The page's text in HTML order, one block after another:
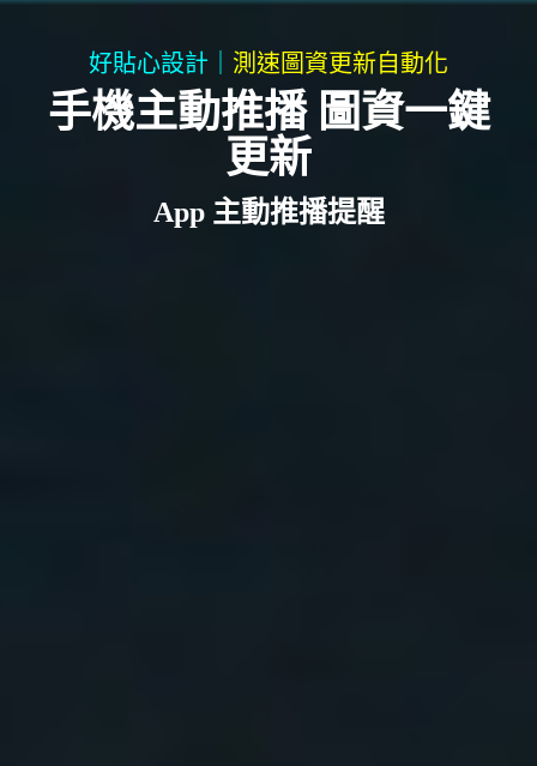
好貼心設計｜ 測速圖資更新自動化
手機主動推播 圖資一鍵
更新
App 主動推播提醒